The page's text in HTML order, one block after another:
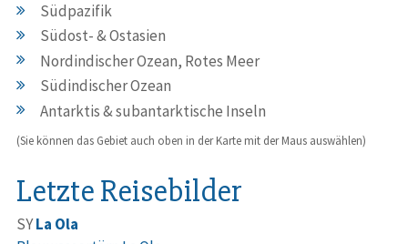
Südpazifik
Südost- & Ostasien
Nordindischer Ozean, Rotes Meer
Südindischer Ozean
Antarktis & subantarktische Inseln
(Sie können das Gebiet auch oben in der Karte mit der Maus auswählen)
Letzte Reisebilder
SYLa Ola